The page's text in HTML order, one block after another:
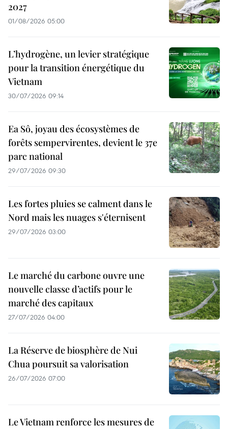
2027
01/08/2026 05:00
L’hydrogène, un levier stratégique
pour la transition énergétique du
Vietnam
30/07/2026 09:14
Ea Sô, joyau des écosystèmes de
forêts sempervirentes, devient le 37e
parc national
29/07/2026 09:30
Les fortes pluies se calment dans le
Nord mais les nuages s'éternisent
29/07/2026 03:00
Le marché du carbone ouvre une
nouvelle classe d’actifs pour le
marché des capitaux
27/07/2026 04:00
La Réserve de biosphère de Nui
Chua poursuit sa valorisation
26/07/2026 07:00
Le Vietnam renforce les mesures de